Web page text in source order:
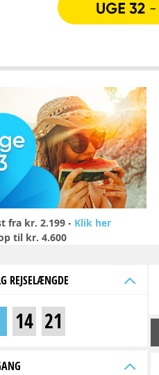
fra kr. 2.199 - Klik her
til kr. 4.600
REJSELÆNGDE
14 21